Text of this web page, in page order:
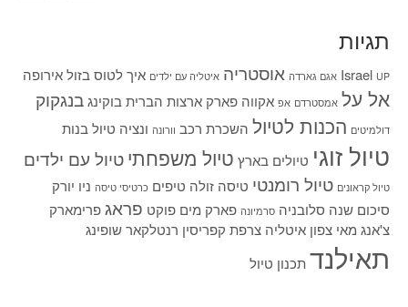
תגיות
Israel UP אגם גארדה אוסטריה איטליה עם ילדים איך לטוס בזולאירופה
אל על אמסטרדם אפ אקווה פארק ארצות הברית בוקינגבנגקוק
דולמיטים הכנות לטיול השכרת רכב וורונה ונציה טיול בנות
טיול זוגי טיולים בארץ טיול משפחתיטיול עם ילדים
טיול קראונים טיול רומנטי טיסה זולה טיפים כרטיסי טיסה ניו יורק
סיכום שנה סלובניה סרמיונה פארק מים פוקט פראג פרימארק
צ'אנג מאי צפון איטליה צרפת קפריסין רנטלקארשופינג
תאילנדתכנון טיול